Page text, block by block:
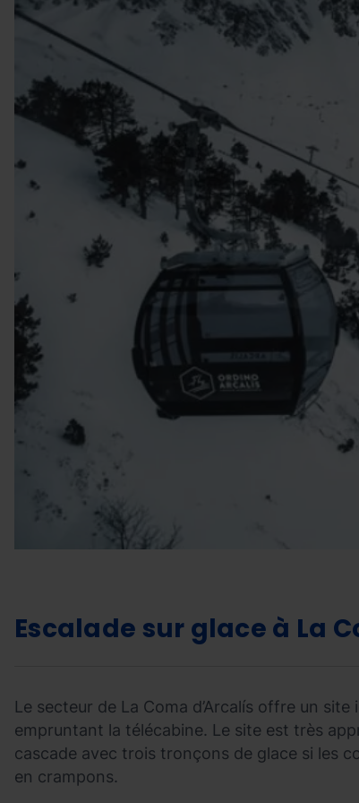
Escalade sur glace à La
Le secteur de La Coma d’Arcalís offre un
empruntant la télécabine. Le site est très
cascade avec trois tronçons de glace si les
en crampons.